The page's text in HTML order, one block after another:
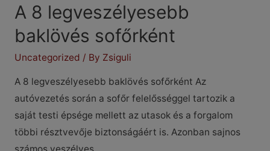
A 8 legveszélyesebb
baklövés sofőrként
Uncategorized / By Zsiguli
A 8 legveszélyesebb baklövés sofőrként Az
autóvezetés során a sofőr felelősséggel tartozik a
saját testi épsége mellett az utasok és a forgalom
többi résztvevője biztonságáért is. Azonban sajnos